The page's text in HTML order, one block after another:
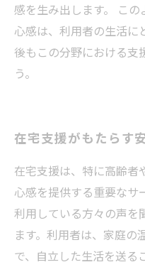
感を生み出します。 こ
心感は、利用者の生活に
後もこの分野における支
う。
在宅支援がもたらす
在宅支援は、特に高齢者
心感を提供する重要なサ
利用している方々の声を
ます。利用者は、家庭の
で、自立した生活を送る